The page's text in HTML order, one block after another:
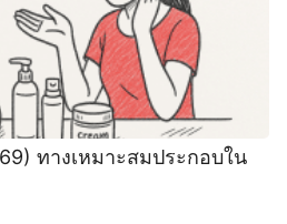
ทางเหมาะสมประกอบใน